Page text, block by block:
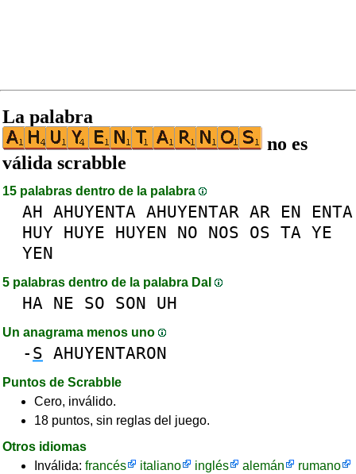
La palabra
no es
válida scrabble
15 palabras dentro de la palabra
AH AHUYENTA AHUYENTAR AR EN
ENTA
HUY HUYE HUYEN NO NOS OS TA YE
YEN
5 palabras dentro de la palabra DaI
HA NE SO SON UH
Un anagrama menos uno
- S AHUYENTARON
Puntos de Scrabble
Cero, inválido.
18 puntos, sin reglas del juego.
Otros idiomas
Inválida: francés italiano inglés alemán
rumano